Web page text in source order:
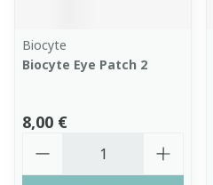
Biocyte
Biocyte Eye Patch 2
8,00 €